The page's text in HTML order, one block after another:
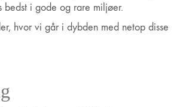
bedst i gode og rare miljøer.
hvor vi går i dybden med netop disse